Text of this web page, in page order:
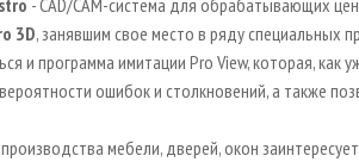
- CAD/CAM-система для обрабатывающих
3D, занявшим свое место в ряду специальных
и программа имитации Pro View, которая, как
ошибок и столкновений, а также
мебели, дверей, окон